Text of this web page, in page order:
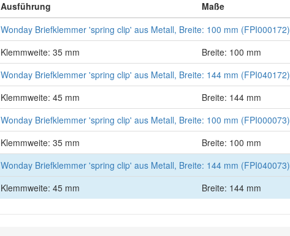
Ausführung Maße
Wonday Briefklemmer 'spring clip' aus Metall, Breite: 100 mm (FPI000172)
Klemmweite: 35 mm
Breite: 100 mm
Wonday Briefklemmer 'spring clip' aus Metall, Breite: 144 mm (FPI040172)
Klemmweite: 45 mm
Breite: 144 mm
Wonday Briefklemmer 'spring clip' aus Metall, Breite: 100 mm (FPI000073)
Klemmweite: 35 mm
Breite: 100 mm
Wonday Briefklemmer 'spring clip' aus Metall, Breite: 144 mm (FPI040073)
Klemmweite: 45 mm
Breite: 144 mm